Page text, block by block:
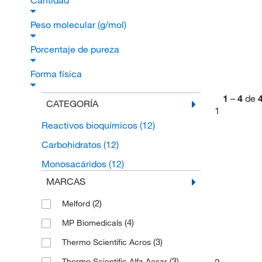
Peso molecular (g/mol)
Porcentaje de pureza
Forma física
CATEGORÍA
Reactivos bioquímicos (12)
Carbohidratos (12)
Monosacáridos (12)
MARCAS
Melford (2)
MP Biomedicals (4)
Thermo Scientific Acros (3)
1 – 4 de
1